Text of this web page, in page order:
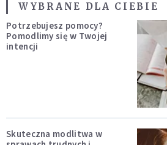
WYBRANE DLA CIEBIE
Potrzebujesz pomocy?
Pomodlimy się w Twojej
intencji
Skuteczna modlitwa w